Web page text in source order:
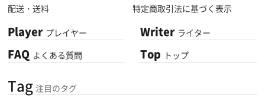
配送・送料
特定商取引法に基づく表示
Player プレイヤー
FAQ よくある質問
Writer ライター
Top トップ
Tag 注目のタグ